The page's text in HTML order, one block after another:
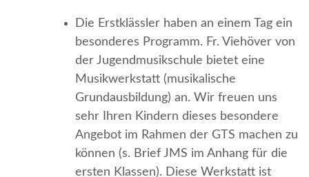
Die Erstklässler haben an einem Tag ein
besonderes Programm. Fr. Viehöver von
der Jugendmusikschule bietet eine
Musikwerkstatt (musikalische
Grundausbildung) an. Wir freuen uns
sehr Ihren Kindern dieses besondere
Angebot im Rahmen der GTS machen zu
können (s. Brief JMS im Anhang für die
ersten Klassen). Diese Werkstatt ist